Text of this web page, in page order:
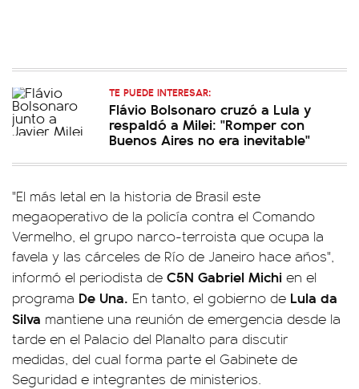
TE PUEDE INTERESAR:
Flávio Bolsonaro cruzó a Lula y
respaldó a Milei: "Romper con
Buenos Aires no era inevitable"
"El más letal en la historia de Brasil este
megaoperativo de la policía contra el Comando
Vermelho, el grupo narco-terroista que ocupa la
favela y las cárceles de Río de Janeiro hace años",
informó el periodista de C5N Gabriel Michi en el
programa De Una. En tanto, el gobierno de Lula da
Silva mantiene una reunión de emergencia desde la
tarde en el Palacio del Planalto para discutir
medidas, del cual forma parte el Gabinete de
Seguridad e integrantes de ministerios.